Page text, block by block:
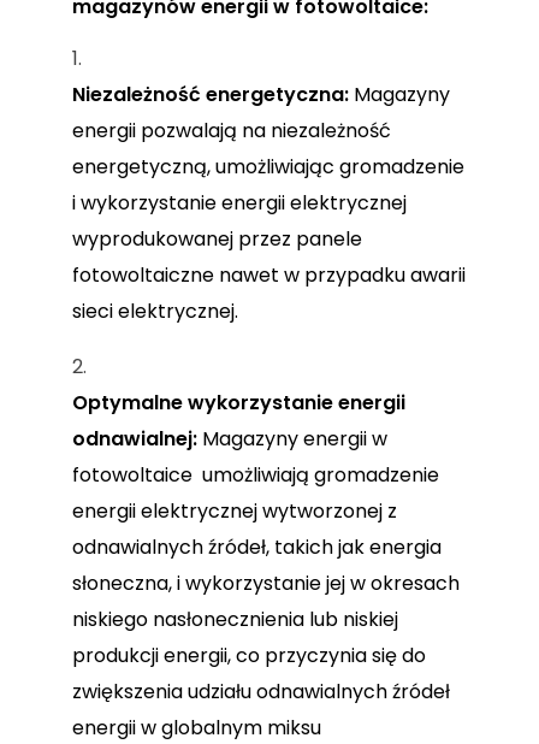
magazynów energii w fotowoltaice:
Niezależność energetyczna: Magazyny
energii pozwalają na niezależność
energetyczną, umożliwiając gromadzenie
i wykorzystanie energii elektrycznej
wyprodukowanej przez panele
fotowoltaiczne nawet w przypadku awarii
sieci elektrycznej.
Optymalne wykorzystanie energii
odnawialnej: Magazyny energii w
fotowoltaice umożliwiają gromadzenie
energii elektrycznej wytworzonej z
odnawialnych źródeł, takich jak energia
słoneczna, i wykorzystanie jej w okresach
niskiego nasłonecznienia lub niskiej
produkcji energii, co przyczynia się do
zwiększenia udziału odnawialnych źródeł
energii w globalnym miksu